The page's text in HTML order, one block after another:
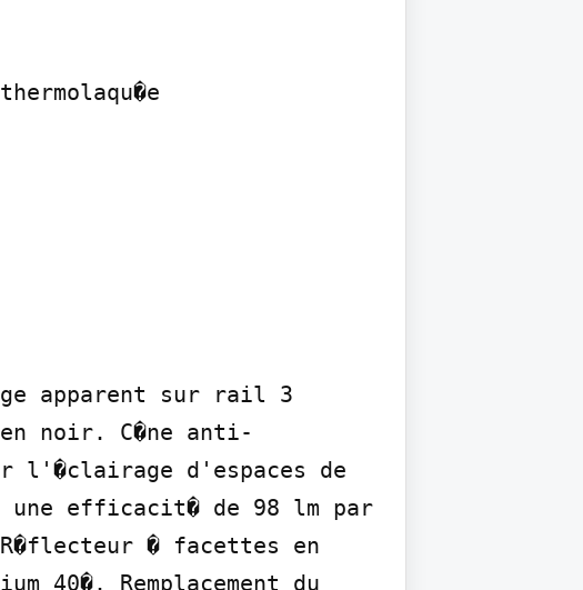
apparent sur rail 3
en noir. C�ne anti-
l'�clairage d'espaces de
une efficacit� de 98 lm par
� facettes en
40�. Remplacement du